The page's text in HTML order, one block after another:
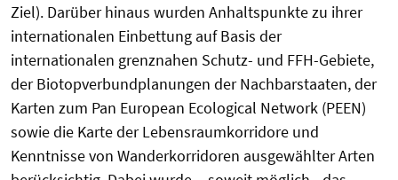
Ziel). Darüber hinaus wurden Anhaltspunkte zu ihrer
internationalen Einbettung auf Basis der
internationalen grenznahen Schutz- und FFH-Gebiete,
der Biotopverbundplanungen der Nachbarstaaten, der
Karten zum Pan European Ecological Network (PEEN)
sowie die Karte der Lebensraumkorridore und
Kenntnisse von Wanderkorridoren ausgewählter Arten